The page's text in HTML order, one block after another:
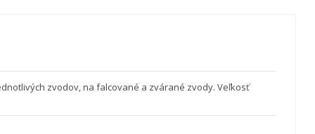
zvodov, na falcované a zvárané zvody. Veľkosť